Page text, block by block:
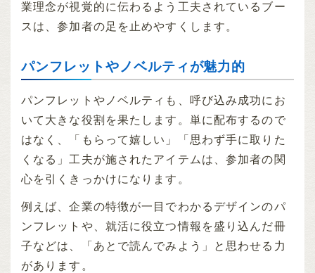
業理念が視覚的に伝わるよう工夫されているブー
スは、参加者の足を止めやすくします。
パンフレットやノベルティが魅力的
パンフレットやノベルティも、呼び込み成功にお
いて大きな役割を果たします。単に配布するので
はなく、「もらって嬉しい」「思わず手に取りた
くなる」工夫が施されたアイテムは、参加者の関
心を引くきっかけになります。
例えば、企業の特徴が一目でわかるデザインのパ
ンフレットや、就活に役立つ情報を盛り込んだ冊
子などは、「あとで読んでみよう」と思わせる力
があります。